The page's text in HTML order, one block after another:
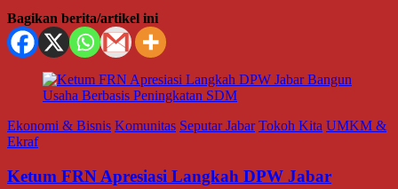
Bagikan berita/artikel ini
Ekonomi & Bisnis Komunitas Seputar Jabar Tokoh Kita UMKM &
Ekraf
Ketum FRN Apresiasi Langkah DPW Jabar